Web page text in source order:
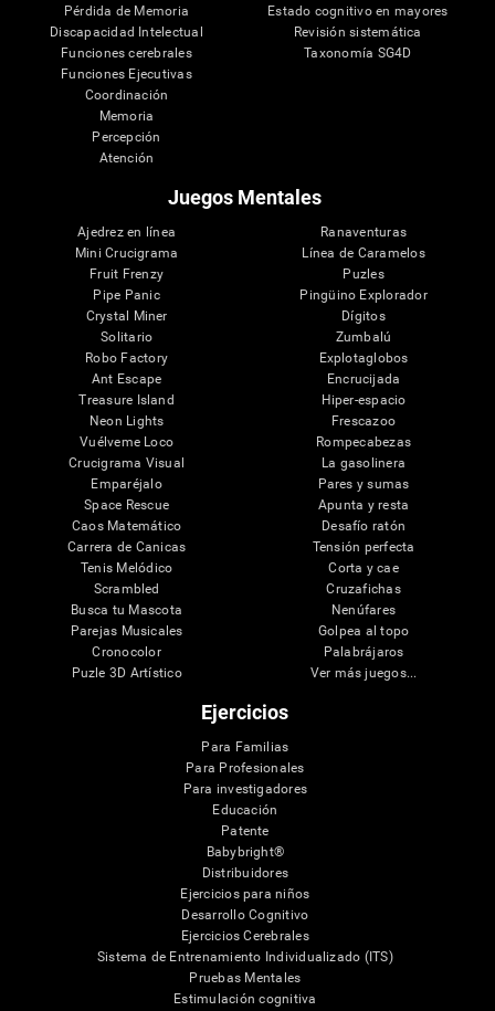
Pérdida de Memoria
Discapacidad Intelectual
Funciones cerebrales
Funciones Ejecutivas
Coordinación
Memoria
Percepción
Atención
Estado cognitivo en mayores
Revisión sistemática
Taxonomía SG4D
Juegos Mentales
Ajedrez en línea
Mini Crucigrama
Fruit Frenzy
Pipe Panic
Crystal Miner
Solitario
Robo Factory
Ant Escape
Treasure Island
Neon Lights
Vuélveme Loco
Crucigrama Visual
Emparéjalo
Space Rescue
Caos Matemático
Carrera de Canicas
Tenis Melódico
Scrambled
Busca tu Mascota
Parejas Musicales
Cronocolor
Puzle 3D Artístico
Ranaventuras
Línea de Caramelos
Puzles
Pingüino Explorador
Dígitos
Zumbalú
Explotaglobos
Encrucijada
Hiper-espacio
Frescazoo
Rompecabezas
La gasolinera
Pares y sumas
Apunta y resta
Desafío ratón
Tensión perfecta
Corta y cae
Cruzafichas
Nenúfares
Golpea al topo
Palabrájaros
Ver más juegos...
Ejercicios
Para Familias
Para Profesionales
Para investigadores
Educación
Patente
Babybright®
Distribuidores
Ejercicios para niños
Desarrollo Cognitivo
Ejercicios Cerebrales
Sistema de Entrenamiento Individualizado (ITS)
Pruebas Mentales
Estimulación cognitiva